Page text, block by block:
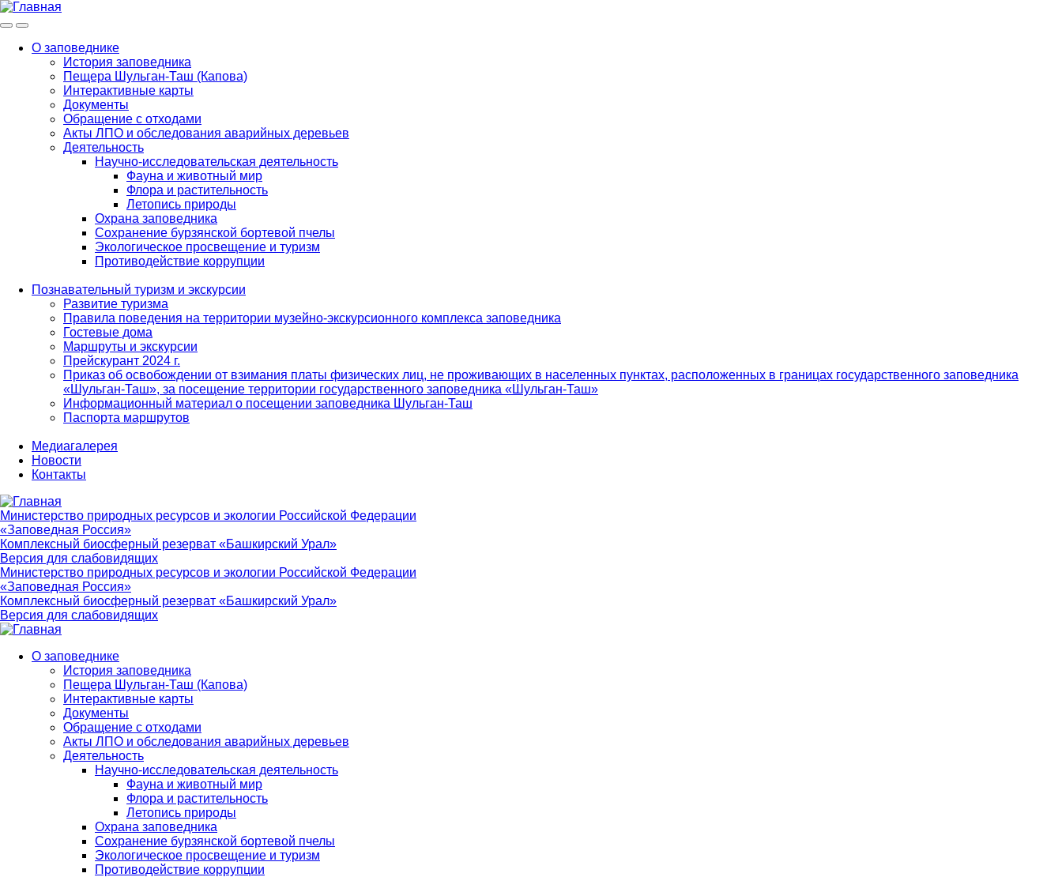
МенюИнфо
navigation
О заповеднике
История заповедника
Пещера Шульган-Таш (Капова)
Интерактивные карты
Документы
Обращение с отходами
Акты ЛПО и обследования аварийных деревьев
Деятельность
Научно-исследовательская деятельность
Фауна и животный мир
Флора и растительность
Летопись природы
Охрана заповедника
Сохранение бурзянской бортевой пчелы
Экологическое просвещение и туризм
Противодействие коррупции
Познавательный туризм и экскурсии
Развитие туризма
Правила поведения на территории музейно-экскурсионного комплекса заповедника
Гостевые дома
Маршруты и экскурсии
Прейскурант 2024 г.
Приказ об освобождении от взимания платы физических лиц, не проживающих в населенных пунктах, расположенных в границах государственного заповедника
«Шульган-Таш», за посещение территории государственного заповедника «Шульган-Таш»
Информационный материал о посещении заповедника Шульган-Таш
Паспорта маршрутов
Медиагалерея
Новости
Контакты
Министерство природных ресурсов и экологии Российской Федерации
«Заповедная Россия»
Комплексный биосферный резерват «Башкирский Урал»
Версия для слабовидящих
Министерство природных ресурсов и экологии Российской Федерации
«Заповедная Россия»
Комплексный биосферный резерват «Башкирский Урал»
Версия для слабовидящих
navigation
О заповеднике
История заповедника
Пещера Шульган-Таш (Капова)
Интерактивные карты
Документы
Обращение с отходами
Акты ЛПО и обследования аварийных деревьев
Деятельность
Научно-исследовательская деятельность
Фауна и животный мир
Флора и растительность
Летопись природы
Охрана заповедника
Сохранение бурзянской бортевой пчелы
Экологическое просвещение и туризм
Противодействие коррупции